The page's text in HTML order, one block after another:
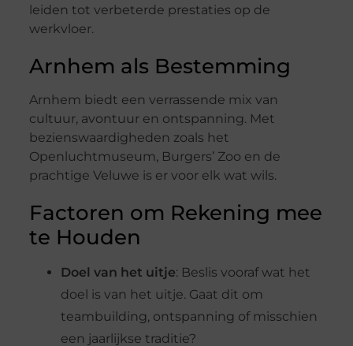
leiden tot verbeterde prestaties op de
werkvloer.
Arnhem als Bestemming
Arnhem biedt een verrassende mix van
cultuur, avontuur en ontspanning. Met
bezienswaardigheden zoals het
Openluchtmuseum, Burgers’ Zoo en de
prachtige Veluwe is er voor elk wat wils.
Factoren om Rekening mee
te Houden
Doel van het uitje: Beslis vooraf wat het
doel is van het uitje. Gaat dit om
teambuilding, ontspanning of misschien
een jaarlijkse traditie?